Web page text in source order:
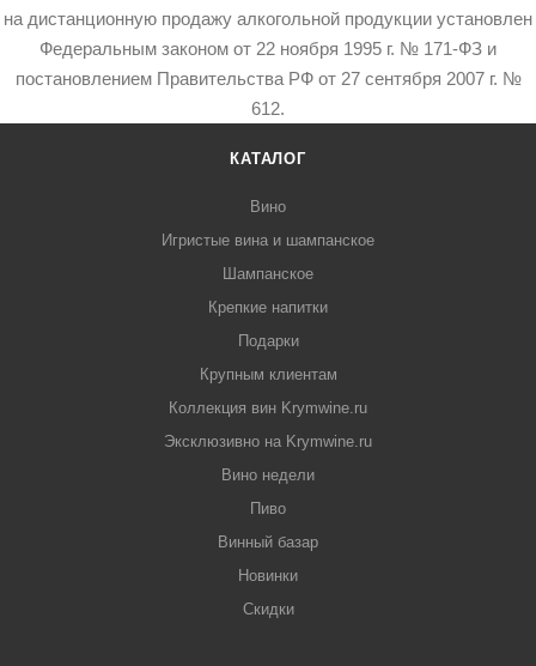
на дистанционную продажу алкогольной продукции установлен
Федеральным законом от 22 ноября 1995 г. № 171-ФЗ и
постановлением Правительства РФ от 27 сентября 2007 г. №
612.
КАТАЛОГ
Вино
Игристые вина и шампанское
Шампанское
Крепкие напитки
Подарки
Крупным клиентам
Коллекция вин Krymwine.ru
Эксклюзивно на Krymwine.ru
Вино недели
Пиво
Винный базар
Новинки
Скидки